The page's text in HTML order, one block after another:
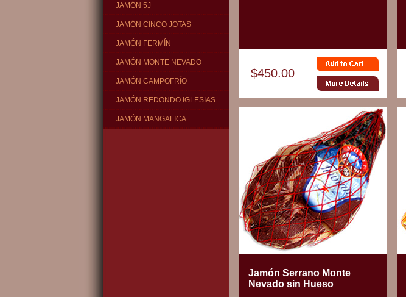
JAMÓN 5J
JAMÓN CINCO JOTAS
JAMÓN FERMÍN
JAMÓN MONTE NEVADO
JAMÓN CAMPOFRÍO
JAMÓN REDONDO IGLESIAS
JAMÓN MANGALICA
$450.00
Jamón Serrano Monte
Nevado sin Hueso